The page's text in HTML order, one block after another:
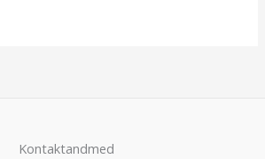
Kontaktandmed